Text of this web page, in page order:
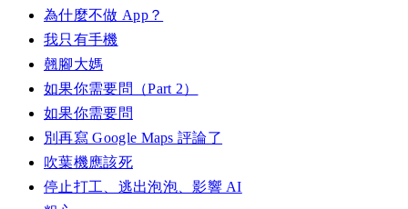
為什麼不做 App？
我只有手機
翹腳大媽
如果你需要問（Part 2）
如果你需要問
別再寫 Google Maps 評論了
吹葉機應該死
停止打工、逃出泡泡、影響 AI